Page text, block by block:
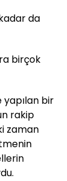
da
birçok
bir
rakip
zaman